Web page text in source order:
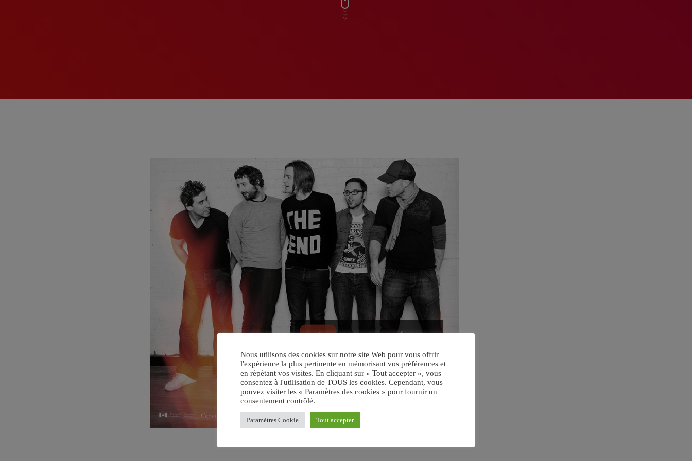
Nous utilisons des cookies sur notre site Web pour vous offrir
l'expérience la plus pertinente en mémorisant vos préférences et
en répétant vos visites. En cliquant sur « Tout accepter », vous
consentez à l'utilisation de TOUS les cookies. Cependant, vous
pouvez visiter les « Paramètres des cookies » pour fournir un
consentement contrôlé.
Paramètres Cookie Tout accepter